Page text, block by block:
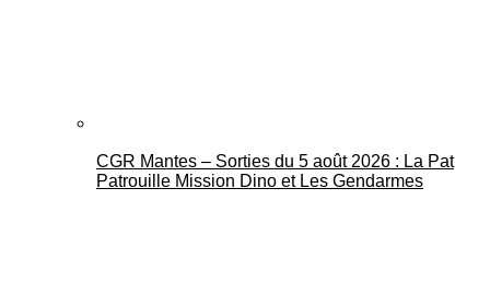
CGR Mantes – Sorties du 5 août 2026 : La Pat
Patrouille Mission Dino et Les Gendarmes